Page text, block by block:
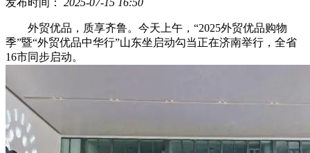
外贸优品，质享齐鲁。今天上午，“2025外贸优品购物
季”暨“外贸优品中华行”山东坐启动勾当正在济南举行，全省
16市同步启动。